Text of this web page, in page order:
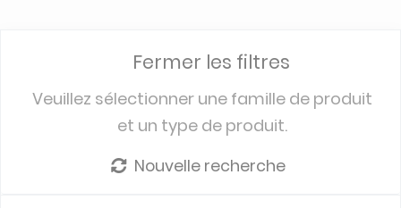
Fermer les filtres
Veuillez sélectionner une famille de produit
et un type de produit.
Nouvelle recherche